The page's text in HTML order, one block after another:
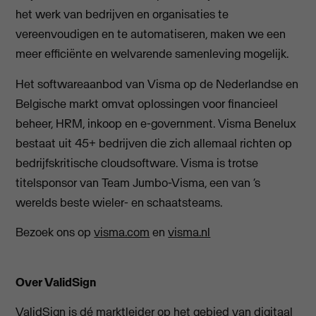
het werk van bedrijven en organisaties te
vereenvoudigen en te automatiseren, maken we een
meer efficiënte en welvarende samenleving mogelijk.
Het softwareaanbod van Visma op de Nederlandse en
Belgische markt omvat oplossingen voor financieel
beheer, HRM, inkoop en e-government. Visma Benelux
bestaat uit 45+ bedrijven die zich allemaal richten op
bedrijfskritische cloudsoftware. Visma is trotse
titelsponsor van Team Jumbo-Visma, een van ‘s
werelds beste wieler- en schaatsteams.
Bezoek ons opvisma.com envisma.nl
Over ValidSign
ValidSign is dé marktleider op het gebied van digitaal